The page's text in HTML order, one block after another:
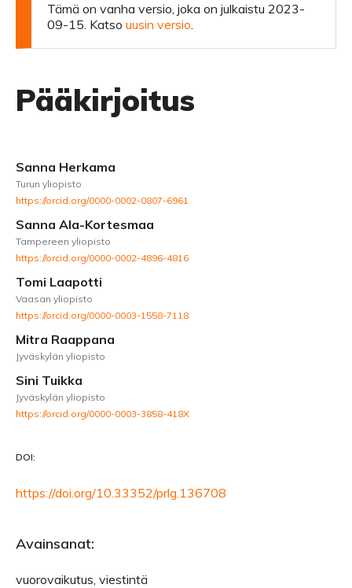
Tämä on vanha versio, joka on julkaistu 2023-
09-15. Katso uusin versio.
Pääkirjoitus
Sanna Herkama
Turun yliopisto
https://orcid.org/0000-0002-0807-6961
Sanna Ala-Kortesmaa
Tampereen yliopisto
https://orcid.org/0000-0002-4896-4816
Tomi Laapotti
Vaasan yliopisto
https://orcid.org/0000-0003-1558-7118
Mitra Raappana
Jyväskylän yliopisto
Sini Tuikka
Jyväskylän yliopisto
https://orcid.org/0000-0003-3858-418X
DOI:
https://doi.org/10.33352/prlg.136708
Avainsanat:
vuorovaikutus, viestintä